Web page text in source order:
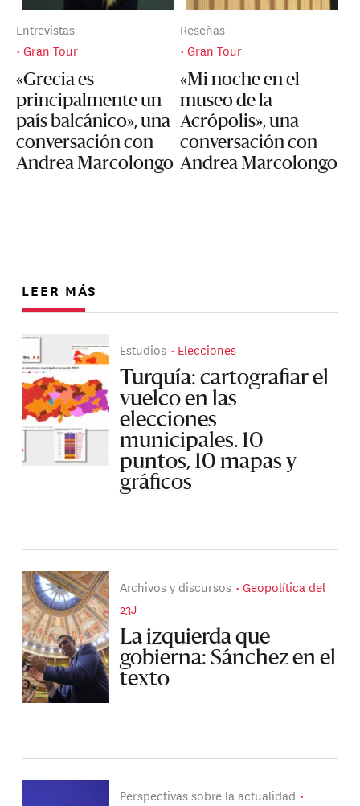
Entrevistas
Gran Tour
«Grecia es
principalmente un
país balcánico», una
conversación con
Andrea Marcolongo
Reseñas
Gran Tour
«Mi noche en el
museo de la
Acrópolis», una
conversación con
Andrea Marcolongo
LEER MÁS
Estudios Elecciones
Turquía: cartografiar el
vuelco en las
elecciones
municipales. 10
puntos, 10 mapas y
gráficos
Archivos y discursos
Geopolítica del
23J
La izquierda que
gobierna: Sánchez en el
texto
Perspectivas sobre la actualidad